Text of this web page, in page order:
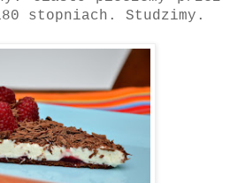
stopniach. Studzimy.